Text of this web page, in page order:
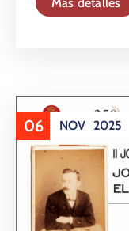
Más detalles
06 NOV 2025